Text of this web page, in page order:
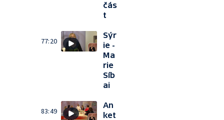
čás
t
77:20
Sýr
ie -
Ma
rie
Síb
ai
83:49
An
ket